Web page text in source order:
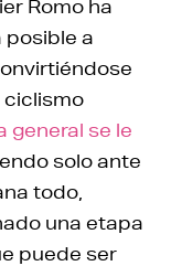
Romo ha
posible a
ciclismo
general se le
solo ante
todo,
una etapa
puede ser